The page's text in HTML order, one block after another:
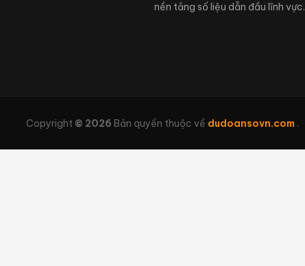
nền tảng số liệu dẫn đầu lĩnh vực.
Copyright © 2026 Bản quyền thuộc về dudoansovn.com .